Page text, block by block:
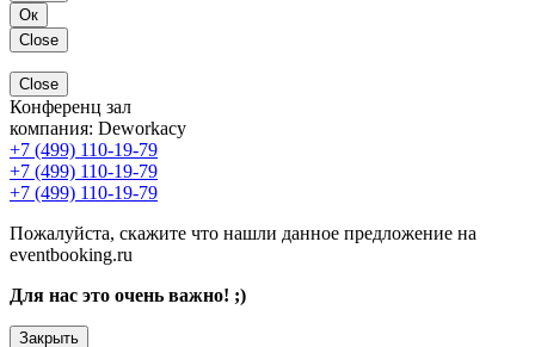
Ок
Close
Close
Конференц зал
компания: Deworkacy
+7 (499) 110-19-79
+7 (499) 110-19-79
+7 (499) 110-19-79
Пожалуйста, скажите что нашли данное предложение на
eventbooking.ru
Для нас это очень важно! ;)
Закрыть